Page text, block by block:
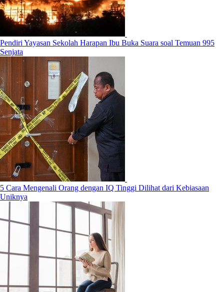
Pendiri Yayasan Sekolah Harapan Ibu Buka Suara soal Temuan 995
Senjata
5 Cara Mengenali Orang dengan IQ Tinggi Dilihat dari Kebiasaan
Uniknya